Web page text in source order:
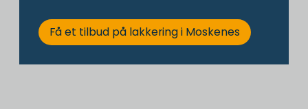
Få et tilbud på lakkering i Moskenes